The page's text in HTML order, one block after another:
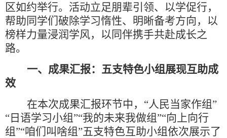
区如约举行。活动立足朋辈引领、以学促行，
帮助同学们破除学习惰性、明晰备考方向，以
榜样力量浸润学风，以同伴携手共赴成长之
路。
一、成果汇报：五支特色小组展现互助成
效
在本次成果汇报环节中， “人民当家作组”
“日语学习小组”“我的未来我做组”“向上向行
组”“咱们叫啥组”五支特色互助小组依次展示了